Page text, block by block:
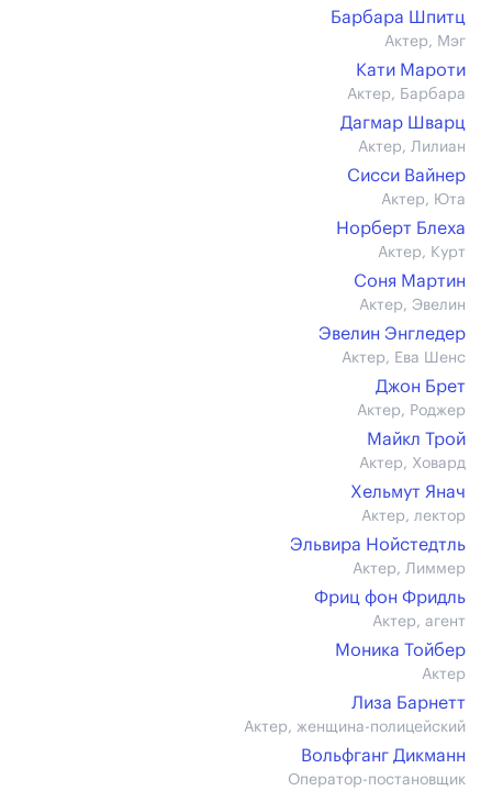
Барбара Шпитц
Актер, Мэг
Кати Мароти
Актер, Барбара
Дагмар Шварц
Актер, Лилиан
Сисси Вайнер
Актер, Юта
Норберт Блеха
Актер, Курт
Соня Мартин
Актер, Эвелин
Эвелин Энгледер
Актер, Ева Шенс
Джон Брет
Актер, Роджер
Майкл Трой
Актер, Ховард
Хельмут Янач
Актер, лектор
Эльвира Нойстедтль
Актер, Лиммер
Фриц фон Фридль
Актер, агент
Моника Тойбер
Актер
Лиза Барнетт
Актер, женщина-полицейский
Вольфганг Дикманн
Оператор-постановщик